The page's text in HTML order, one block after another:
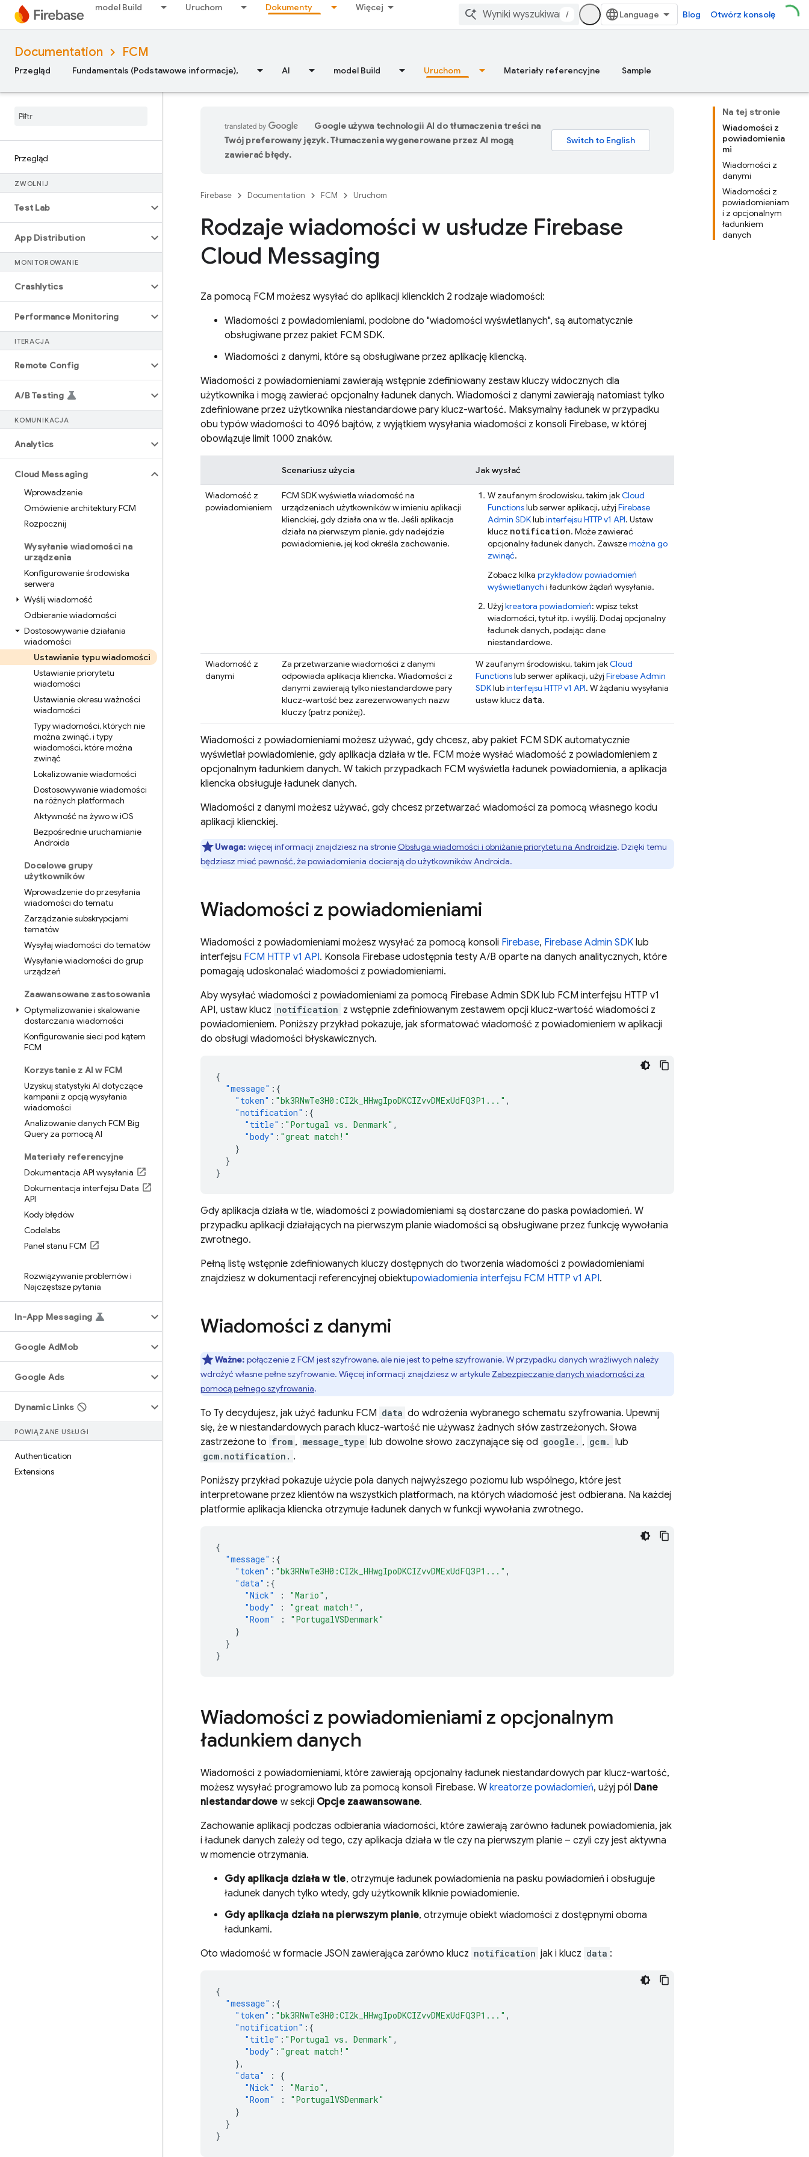
model Build Uruchom Dokumenty Więcej
/ Blog Otwórz konsolę
Documentation FCM
Przegląd Fundamentals (Podstawowe informacje), AI model Build Uruchom Materiały referencyjne Sample
Przegląd
ZWOLNIJ
Test Lab
App Distribution
MONITOROWANIE
Crashlytics
Performance Monitoring
ITERACJA
Remote Config
A/B Testing
KOMUNIKACJA
Analytics
Cloud Messaging
Wprowadzenie
Omówienie architektury FCM
Rozpocznij
Wysyłanie wiadomości na
urządzenia
Konfigurowanie środowiska
serwera
Wyślij wiadomość
Odbieranie wiadomości
Dostosowywanie działania
wiadomości
Ustawianie typu wiadomości
Ustawianie priorytetu
wiadomości
Ustawianie okresu ważności
wiadomości
Typy wiadomości,których nie
można zwinąć,i typy
wiadomości,które można
zwinąć
Lokalizowanie wiadomości
Dostosowywanie wiadomości
na różnych platformach
Aktywność na żywo w iOS
Bezpośrednie uruchamianie
Androida
Docelowe grupy
użytkowników
Wprowadzenie do przesyłania
wiadomości do tematu
Zarządzanie subskrypcjami
tematów
Wysyłaj wiadomości do tematów
Wysyłanie wiadomości do grup
urządzeń
Zaawansowane zastosowania
Optymalizowanie i skalowanie
dostarczania wiadomości
Konfigurowanie sieci pod kątem
FCM
Korzystanie z AI w FCM
Uzyskuj statystyki AI dotyczące
kampanii z opcją wysyłania
wiadomości
Analizowanie danych FCM Big
Query za pomocą AI
Materiały referencyjne
Dokumentacja API wysyłania
Dokumentacja interfejsu Data
API
Kody błędów
Codelabs
Panel stanu FCM
Rozwiązywanie problemów i
Najczęstsze pytania
In-App Messaging
Google AdMob
Google Ads
Dynamic Links
POWIĄZANE USŁUGI
Authentication
Extensions
Na tej stronie
Wiadomości z
powiadomienia
mi
Wiadomości z
danymi
Wiadomości z
powiadomieniam
i z opcjonalnym
ładunkiem
danych
Google używa technologii AI do tłumaczenia treści na
Twój preferowany język. Tłumaczenia wygenerowane przez AI mogą
zawierać błędy.
Firebase Documentation FCM Uruchom
Rodzaje wiadomości w usłudze Firebase
Cloud Messaging
Za pomocą FCM możesz wysyłać do aplikacji klienckich 2 rodzaje wiadomości:
Wiadomości z powiadomieniami, podobne do "wiadomości wyświetlanych", są automatycznie
obsługiwane przez pakiet FCM SDK.
Wiadomości z danymi, które są obsługiwane przez aplikację kliencką.
Wiadomości z powiadomieniami zawierają wstępnie zdefiniowany zestaw kluczy widocznych dla
użytkownika i mogą zawierać opcjonalny ładunek danych. Wiadomości z danymi zawierają natomiast tylko
zdefiniowane przez użytkownika niestandardowe pary klucz-wartość. Maksymalny ładunek w przypadku
obu typów wiadomości to 4096 bajtów, z wyjątkiem wysyłania wiadomości z konsoli Firebase, w której
obowiązuje limit 1000 znaków.
Scenariusz użycia Jak wysłać
Wiadomość z
powiadomieniem
FCM SDK wyświetla wiadomość na
urządzeniach użytkowników w imieniu aplikacji
klienckiej, gdy działa ona w tle. Jeśli aplikacja
działa na pierwszym planie, gdy nadejdzie
powiadomienie, jej kod określa zachowanie.
W zaufanym środowisku, takim jakCloud
Functionslub serwer aplikacji, użyj Firebase
Admin SDKlubinterfejsu HTTP v1 API. Ustaw
klucz notification. Może zawierać
opcjonalny ładunek danych. Zawszemożna go
zwinąć.
Zobacz kilka przykładów powiadomień
wyświetlanych i ładunków żądań wysyłania.
Użyj kreatora powiadomień: wpisz tekst
wiadomości, tytuł itp. i wyślij. Dodaj opcjonalny
ładunek danych, podając dane
niestandardowe.
Wiadomość z
danymi
Za przetwarzanie wiadomości z danymi
odpowiada aplikacja kliencka. Wiadomości z
danymi zawierają tylko niestandardowe pary
klucz-wartość bez zarezerwowanych nazw
kluczy (patrz poniżej).
W zaufanym środowisku, takim jakCloud
Functionslub serwer aplikacji, użyj FirebaseAdmin
SDKlubinterfejsu HTTP v1 API. W żądaniu wysyłania
ustaw klucz data.
Wiadomości z powiadomieniami możesz używać, gdy chcesz, aby pakiet FCM SDK automatycznie
wyświetlał powiadomienie, gdy aplikacja działa w tle. FCM może wysłać wiadomość z powiadomieniem z
opcjonalnym ładunkiem danych. W takich przypadkach FCM wyświetla ładunek powiadomienia, a aplikacja
kliencka obsługuje ładunek danych.
Wiadomości z danymi możesz używać, gdy chcesz przetwarzać wiadomości za pomocą własnego kodu
aplikacji klienckiej.
Uwaga: więcej informacji znajdziesz na stronie Obsługa wiadomości i obniżanie priorytetu na Androidzie. Dzięki temu
będziesz mieć pewność, że powiadomienia docierają do użytkowników Androida.
Wiadomości z powiadomieniami
Wiadomości z powiadomieniami możesz wysyłać za pomocą konsoli Firebase, Firebase Admin SDK lub
interfejsu FCM HTTP v1 API. Konsola Firebase udostępnia testy A/B oparte na danych analitycznych, które
pomagają udoskonalać wiadomości z powiadomieniami.
Aby wysyłać wiadomości z powiadomieniami za pomocą Firebase Admin SDK lub FCM interfejsu HTTP v1
API, ustaw klucz notification z wstępnie zdefiniowanym zestawem opcji klucz-wartość wiadomości z
powiadomieniem. Poniższy przykład pokazuje, jak sformatować wiadomość z powiadomieniem w aplikacji
do obsługi wiadomości błyskawicznych.
{
"message" :{
"token" : "bk3RNwTe3H0:CI2k_HHwgIpoDKCIZvvDMExUdFQ3P1..." ,
"notification" :{
"title" : "Portugal vs. Denmark" ,
"body" : "great match!"
}
}
}
Gdy aplikacja działa w tle, wiadomości z powiadomieniami są dostarczane do paska powiadomień. W
przypadku aplikacji działających na pierwszym planie wiadomości są obsługiwane przez funkcję wywołania
zwrotnego.
Pełną listę wstępnie zdefiniowanych kluczy dostępnych do tworzenia wiadomości z powiadomieniami
znajdziesz w dokumentacji referencyjnej obiektupowiadomienia interfejsu FCM HTTP v1 API.
Wiadomości z danymi
Ważne: połączenie z FCM jest szyfrowane, ale nie jest to pełne szyfrowanie. W przypadku danych wrażliwych należy
wdrożyć własne pełne szyfrowanie. Więcej informacji znajdziesz w artykule Zabezpieczanie danych wiadomości za
pomocą pełnego szyfrowania.
To Ty decydujesz, jak użyć ładunku FCM data do wdrożenia wybranego schematu szyfrowania. Upewnij
się, że w niestandardowych parach klucz-wartość nie używasz żadnych słów zastrzeżonych. Słowa
zastrzeżone to from , message_type lub dowolne słowo zaczynające się od google. , gcm. lub
gcm.notification. .
Poniższy przykład pokazuje użycie pola danych najwyższego poziomu lub wspólnego, które jest
interpretowane przez klientów na wszystkich platformach, na których wiadomość jest odbierana. Na każdej
platformie aplikacja kliencka otrzymuje ładunek danych w funkcji wywołania zwrotnego.
{
"message" :{
"token" : "bk3RNwTe3H0:CI2k_HHwgIpoDKCIZvvDMExUdFQ3P1..." ,
"data" :{
"Nick"
: "Mario" ,
"body"
: "great match!" ,
"Room"
:
"PortugalVSDenmark"
}
}
}
Wiadomości z powiadomieniami z opcjonalnym
ładunkiem danych
Wiadomości z powiadomieniami, które zawierają opcjonalny ładunek niestandardowych par klucz-wartość,
możesz wysyłać programowo lub za pomocą konsoli Firebase. W kreatorze powiadomień, użyj pól Dane
niestandardowe w sekcji Opcje zaawansowane.
Zachowanie aplikacji podczas odbierania wiadomości, które zawierają zarówno ładunek powiadomienia, jak
i ładunek danych zależy od tego, czy aplikacja działa w tle czy na pierwszym planie – czyli czy jest aktywna
w momencie otrzymania.
Gdy aplikacja działa w tle, otrzymuje ładunek powiadomienia na pasku powiadomień i obsługuje
ładunek danych tylko wtedy, gdy użytkownik kliknie powiadomienie.
Gdy aplikacja działa na pierwszym planie, otrzymuje obiekt wiadomości z dostępnymi oboma
ładunkami.
Oto wiadomość w formacie JSON zawierająca zarówno klucz notification jak i klucz data :
{
"message" :{
"token" : "bk3RNwTe3H0:CI2k_HHwgIpoDKCIZvvDMExUdFQ3P1..." ,
"notification" :{
"title" : "Portugal vs. Denmark" ,
"body" : "great match!"
},
"data"
:
{
"Nick"
: "Mario" ,
"Room"
:
"PortugalVSDenmark"
}
}
}